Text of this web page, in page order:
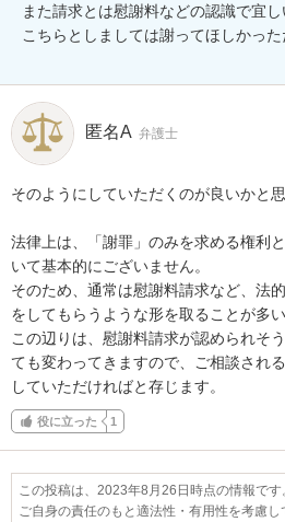
また請求とは慰謝料などの認識で宜
こちらとしましては謝ってほしかっ
匿名A 弁護士
そのようにしていただくのが良いかと思
法律上は、「謝罪」のみを求める権利
いて基本的にございません。
そのため、通常は慰謝料請求など、法
をしてもらうような形を取ることが多
この辺りは、慰謝料請求が認められそ
ても変わってきますので、ご相談され
していただければと存じます。
役に立った 1
この投稿は、2023年8月26日時点の情報です
ご自身の責任のもと適法性・有用性を考慮